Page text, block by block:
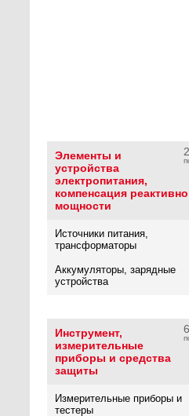
Элементы и
устройства
электропитания,
компенсация
мощности
Источники питания,
трансформаторы
Аккумуляторы, зарядные
устройства
6
Инструмент,
измерительные
приборы и средства
защиты
Измерительные приборы и
тестеры